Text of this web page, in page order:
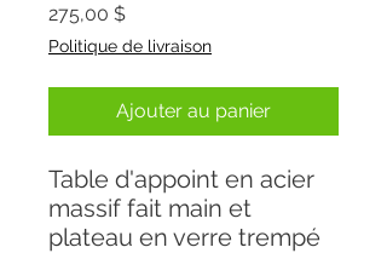
275,00 $Prix
Politique de livraison
Ajouter au panier
Table d'appoint en acier
massif fait main et
plateau en verre trempé